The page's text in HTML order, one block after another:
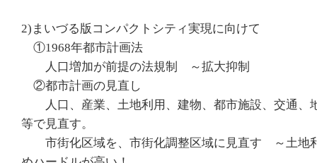
2)まいづる版コンパクトシティ実現に向けて
①1968年都市計画法
人口増加が前提の法規制 ～拡大抑制
②都市計画の見直し
人口、産業、土地利用、建物、都市施設、交通、
等で見直す。
市街化区域を、市街化調整区域に見直す ～土地